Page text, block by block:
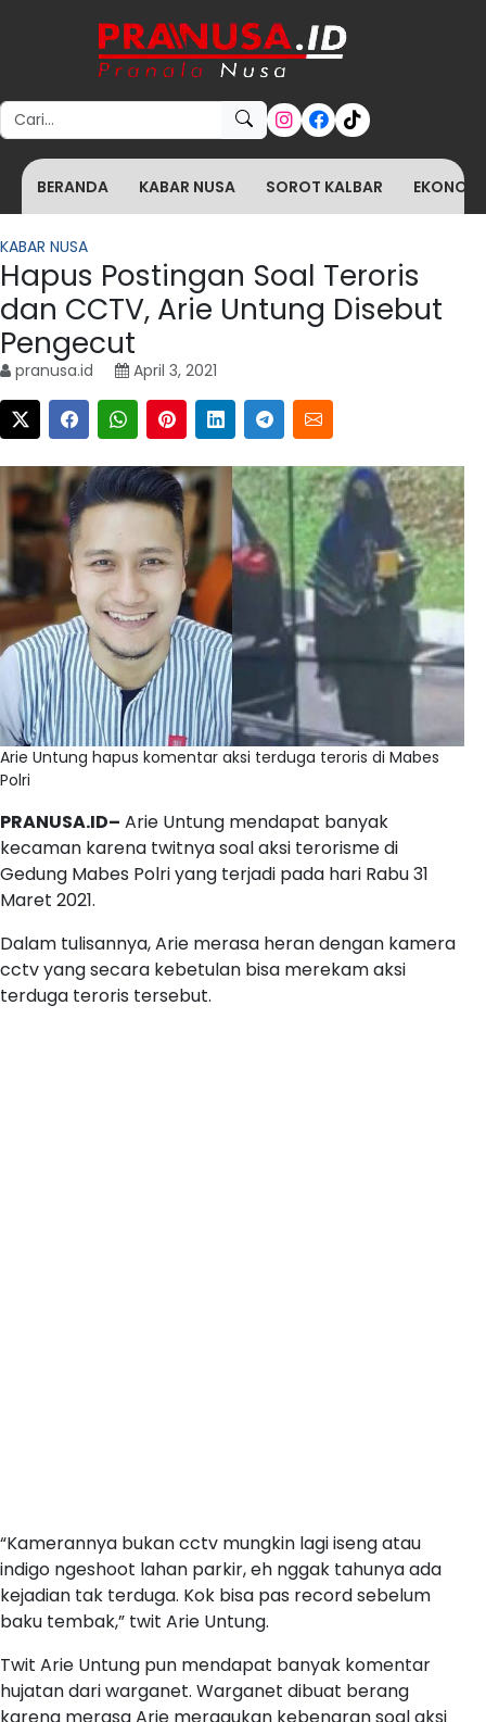
Search for:
BERANDA KABAR NUSA SOROT KALBAR
KABAR NUSA
Hapus Postingan Soal Teroris
dan CCTV, Arie Untung Disebut
Pengecut
pranusa.id April 3, 2021
Arie Untung hapus komentar aksi terduga teroris di Mabes
Polri
PRANUSA.ID– Arie Untung mendapat banyak
kecaman karena twitnya soal aksi terorisme di
Gedung Mabes Polri yang terjadi pada hari Rabu 31
Maret 2021.
Dalam tulisannya, Arie merasa heran dengan kamera
cctv yang secara kebetulan bisa merekam aksi
terduga teroris tersebut.
“Kamerannya bukan cctv mungkin lagi iseng atau
indigo ngeshoot lahan parkir, eh nggak tahunya ada
kejadian tak terduga. Kok bisa pas record sebelum
baku tembak,” twit Arie Untung.
Twit Arie Untung pun mendapat banyak komentar
hujatan dari warganet. Warganet dibuat berang
karena merasa Arie meragukan kebenaran soal aksi